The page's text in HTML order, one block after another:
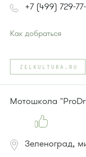
+7 (499) 729-
Как добраться
Автобусы № 1, 4, 8, 10,
493.
Маршрутка № 127,
или до остановки
Автобусы № 1, 9, 10,
Маршрутка № 128,
ZELKULTURA.RU
Мотошкола
Зеленоград,